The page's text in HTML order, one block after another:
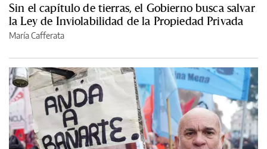
Sin el capítulo de tierras, el Gobierno busca salvar
la Ley de Inviolabilidad de la Propiedad Privada
María Cafferata